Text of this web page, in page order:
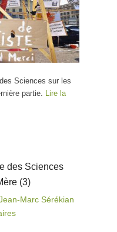
fossilisée dans la
Roche Mère (4)
Sciences sur les
partie. Lire la
des Sciences
(3)
Marc Sérékian